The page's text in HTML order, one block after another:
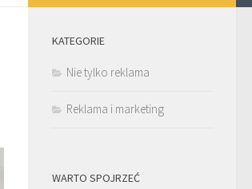
KATEGORIE
Nie tylko reklama
Reklama i marketing
WARTO SPOJRZEĆ